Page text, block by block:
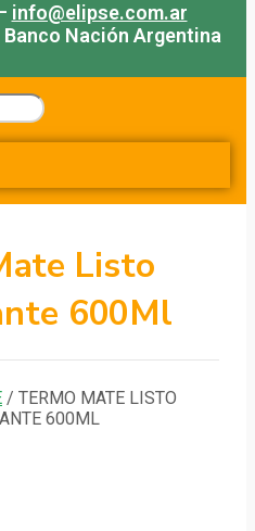
info@elipse.com.ar
Nación Argentina
Listo
600Ml
/ TERMO MATE LISTO
600ML